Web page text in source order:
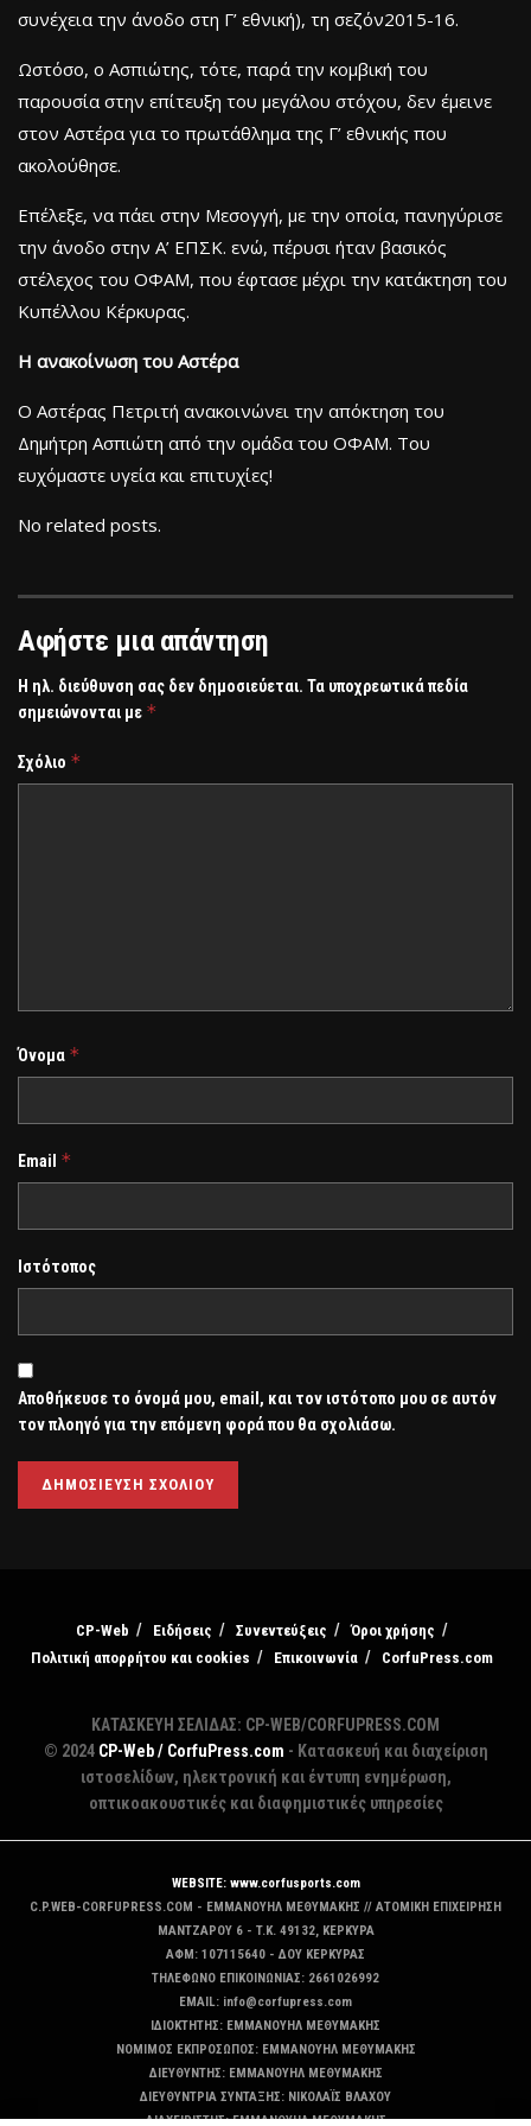
συνέχεια την άνοδο στη Γ’ εθνική), τη σεζόν2015-16.
Ωστόσο, ο Ασπιώτης, τότε, παρά την κομβική του
παρουσία στην επίτευξη του μεγάλου στόχου, δεν έμεινε
στον Αστέρα για το πρωτάθλημα της Γ’ εθνικής που
ακολούθησε.
Επέλεξε, να πάει στην Μεσογγή, με την οποία, πανηγύρισε
την άνοδο στην Α’ ΕΠΣΚ. ενώ, πέρυσι ήταν βασικός
στέλεχος του ΟΦΑΜ, που έφτασε μέχρι την κατάκτηση του
Κυπέλλου Κέρκυρας.
Η ανακοίνωση του Αστέρα
Ο Αστέρας Πετριτή ανακοινώνει την απόκτηση του
Δημήτρη Ασπιώτη από την ομάδα του ΟΦΑΜ. Του
ευχόμαστε υγεία και επιτυχίες!
No related posts.
Αφήστε μια απάντηση
Η ηλ. διεύθυνση σας δεν δημοσιεύεται. Τα υποχρεωτικά πεδία
σημειώνονται με *
Σχόλιο *
Όνομα *
Email *
Ιστότοπος
Αποθήκευσε το όνομά μου, email, και τον ιστότοπο μου σε αυτόν
τον πλοηγό για την επόμενη φορά που θα σχολιάσω.
CP-Web Ειδήσεις Συνεντεύξεις
Όροι χρήσης
Πολιτική απορρήτου και cookies
Επικοινωνία CorfuPress.com
ΚΑΤΑΣΚΕΥΗ ΣΕΛΙΔΑΣ: CP-WEB/CORFUPRESS.COM
© 2024 CP-Web / CorfuPress.com - Κατασκευή και διαχείριση
ιστοσελίδων, ηλεκτρονική και έντυπη ενημέρωση,
οπτικοακουστικές και διαφημιστικές υπηρεσίες
WEBSITE: www.corfusports.com
C.P.WEB-CORFUPRESS.COM - ΕΜΜΑΝΟΥΗΛ ΜΕΘΥΜΑΚΗΣ // ΑΤΟΜΙΚΗ ΕΠΙΧΕΙΡΗΣΗ
MANTZAΡΟΥ 6 - T.K. 49132, ΚΕΡΚΥΡΑ
ΑΦΜ: 107115640 - ΔΟΥ ΚΕΡΚΥΡΑΣ
ΤΗΛΕΦΩΝΟ ΕΠΙΚΟΙΝΩΝΙΑΣ: 2661026992
EMAIL: info@corfupress.com
ΙΔΙΟΚΤΗΤΗΣ: EMMANOYΗΛ ΜΕΘΥΜΑΚΗΣ
ΝΟΜΙΜΟΣ ΕΚΠΡΟΣΩΠΟΣ: EMMANOYΗΛ ΜΕΘΥΜΑΚΗΣ
ΔΙΕΥΘΥΝΤΗΣ: EMMANOYΗΛ ΜΕΘΥΜΑΚΗΣ
ΔΙΕΥΘΥΝΤΡΙΑ ΣΥΝΤΑΞΗΣ: ΝΙΚΟΛΑΪΣ ΒΛΑΧΟΥ
ΔΙΑΧΕΙΡΙΣΤΗΣ: EMMANOYΗΛ ΜΕΘΥΜΑΚΗΣ